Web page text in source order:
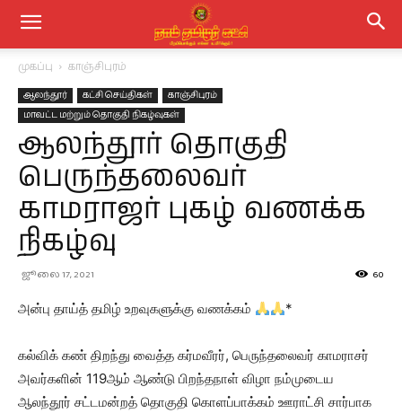
முகப்பு காஞ்சிபுரம்
ஆலந்தூர் கட்சி செய்திகள்
காஞ்சிபுரம்
மாவட்ட மற்றும் தொகுதி நிகழ்வுகள்
ஆலந்தூர் தொகுதி
பெருந்தலைவர்
காமராஜர் புகழ் வணக்க
நிகழ்வு
ஜூலை 17, 2021 60
அன்பு தாய்த் தமிழ் உறவுகளுக்கு வணக்கம் *
கல்விக் கண் திறந்து வைத்த கர்மவீரர், பெருந்தலைவர் காமராசர்
அவர்களின் 119ஆம் ஆண்டு பிறந்தநாள் விழா நம்முடைய
ஆலந்தூர் சட்டமன்றத் தொகுதி கொளப்பாக்கம் ஊராட்சி சார்பாக